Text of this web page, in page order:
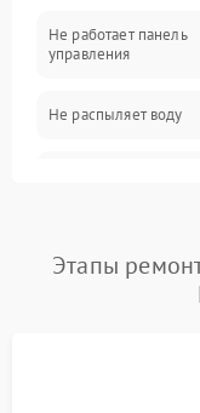
Гигиена
Программное
Не работает панель
управления
Не распыляет воду
Проблемы с набором
воды
Этапы